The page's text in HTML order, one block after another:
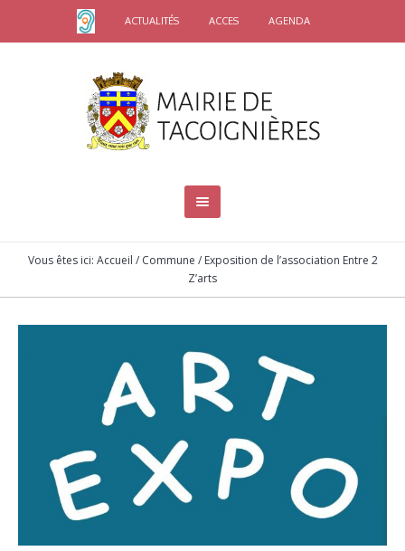
ACTUALITÉS ACCES AGENDA
Vous êtes ici: Accueil / Commune / Exposition de l’association Entre 2
Z’arts